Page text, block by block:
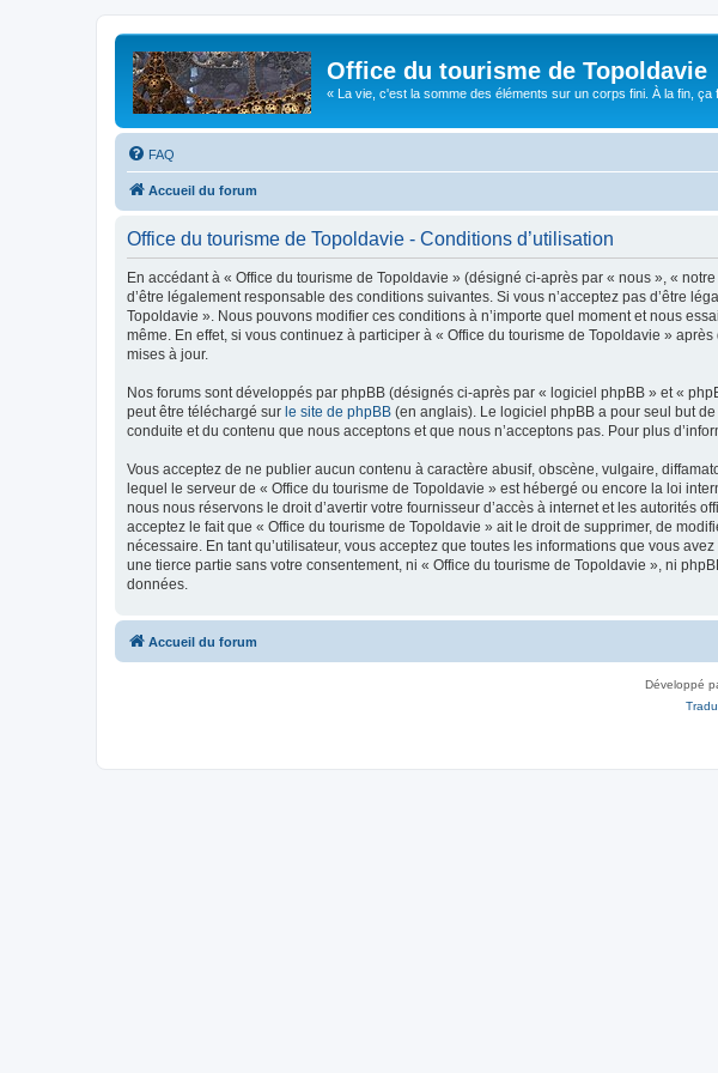
Office du tourisme de Topoldavie
« La vie, c'est la somme des éléments sur un corps fini. À la fin, ça
FAQ
Accueil du forum
Office du tourisme de Topoldavie - Conditions d’utilisation
En accédant à « Office du tourisme de Topoldavie » (désigné ci-après par « nous », «
d’être légalement responsable des conditions suivantes. Si vous n’acceptez pas d’être
Topoldavie ». Nous pouvons modifier ces conditions à n’importe quel moment et nous
même. En effet, si vous continuez à participer à « Office du tourisme de Topoldavie »
mises à jour.
Nos forums sont développés par phpBB (désignés ci-après par « logiciel phpBB » et «
peut être téléchargé sur le site de phpBB (en anglais). Le logiciel phpBB a pour seul but
conduite et du contenu que nous acceptons et que nous n’acceptons pas. Pour plus
Vous acceptez de ne publier aucun contenu à caractère abusif, obscène, vulgaire,
lequel le serveur de « Office du tourisme de Topoldavie » est hébergé ou encore la loi
nous nous réservons le droit d’avertir votre fournisseur d’accès à internet et les autorités
acceptez le fait que « Office du tourisme de Topoldavie » ait le droit de supprimer, de
nécessaire. En tant qu’utilisateur, vous acceptez que toutes les informations que vous
une tierce partie sans votre consentement, ni « Office du tourisme de Topoldavie », ni
données.
Accueil du forum
Développé